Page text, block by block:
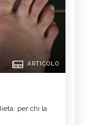
ARTICOLO
per chi la